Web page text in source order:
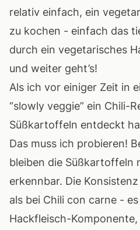
relativ einfach, ein
zu kochen - einfach das
durch ein vegetarisches
und weiter geht’s!
Als ich vor einiger Zeit in
“slowly veggie” ein Chili-
Süßkartoffeln entdeckt
Das muss ich probieren!
bleiben die Süßkartoffeln
erkennbar. Die
als bei Chili con carne -
Hackfleisch-